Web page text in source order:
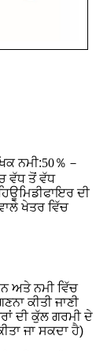
ਨਮੀ:50％－
ਵੱਧ ਤੋਂ ਵੱਧ
ਦੀ
ਖੇਤਰ ਵਿੱਚ
ਅਤੇ ਨਮੀ ਵਿੱਚ
ਕੀਤੀ ਜਾਣੀ
ਦੀ ਕੁੱਲ ਗਰਮੀ ਦੇ
ਜਾ ਸਕਦਾ ਹੈ)